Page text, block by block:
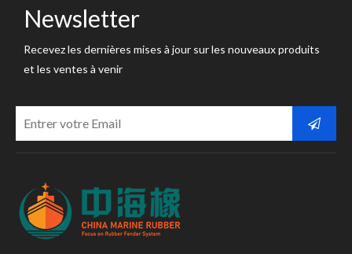
Newsletter
Recevez les dernières mises à jour sur les nouveaux produits
et les ventes à venir